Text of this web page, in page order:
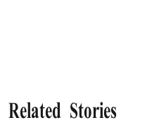
Related Stories